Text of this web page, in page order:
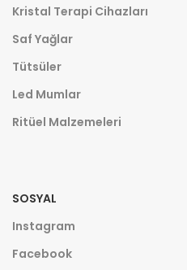
Kristal Terapi Cihazları
Saf Yağlar
Tütsüler
Led Mumlar
Ritüel Malzemeleri
SOSYAL
Instagram
Facebook